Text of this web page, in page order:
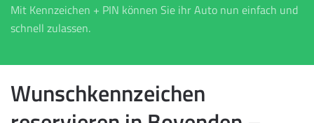
Mit Kennzeichen + PIN können Sie ihr Auto nun einfach und
schnell zulassen.
Wunschkennzeichen